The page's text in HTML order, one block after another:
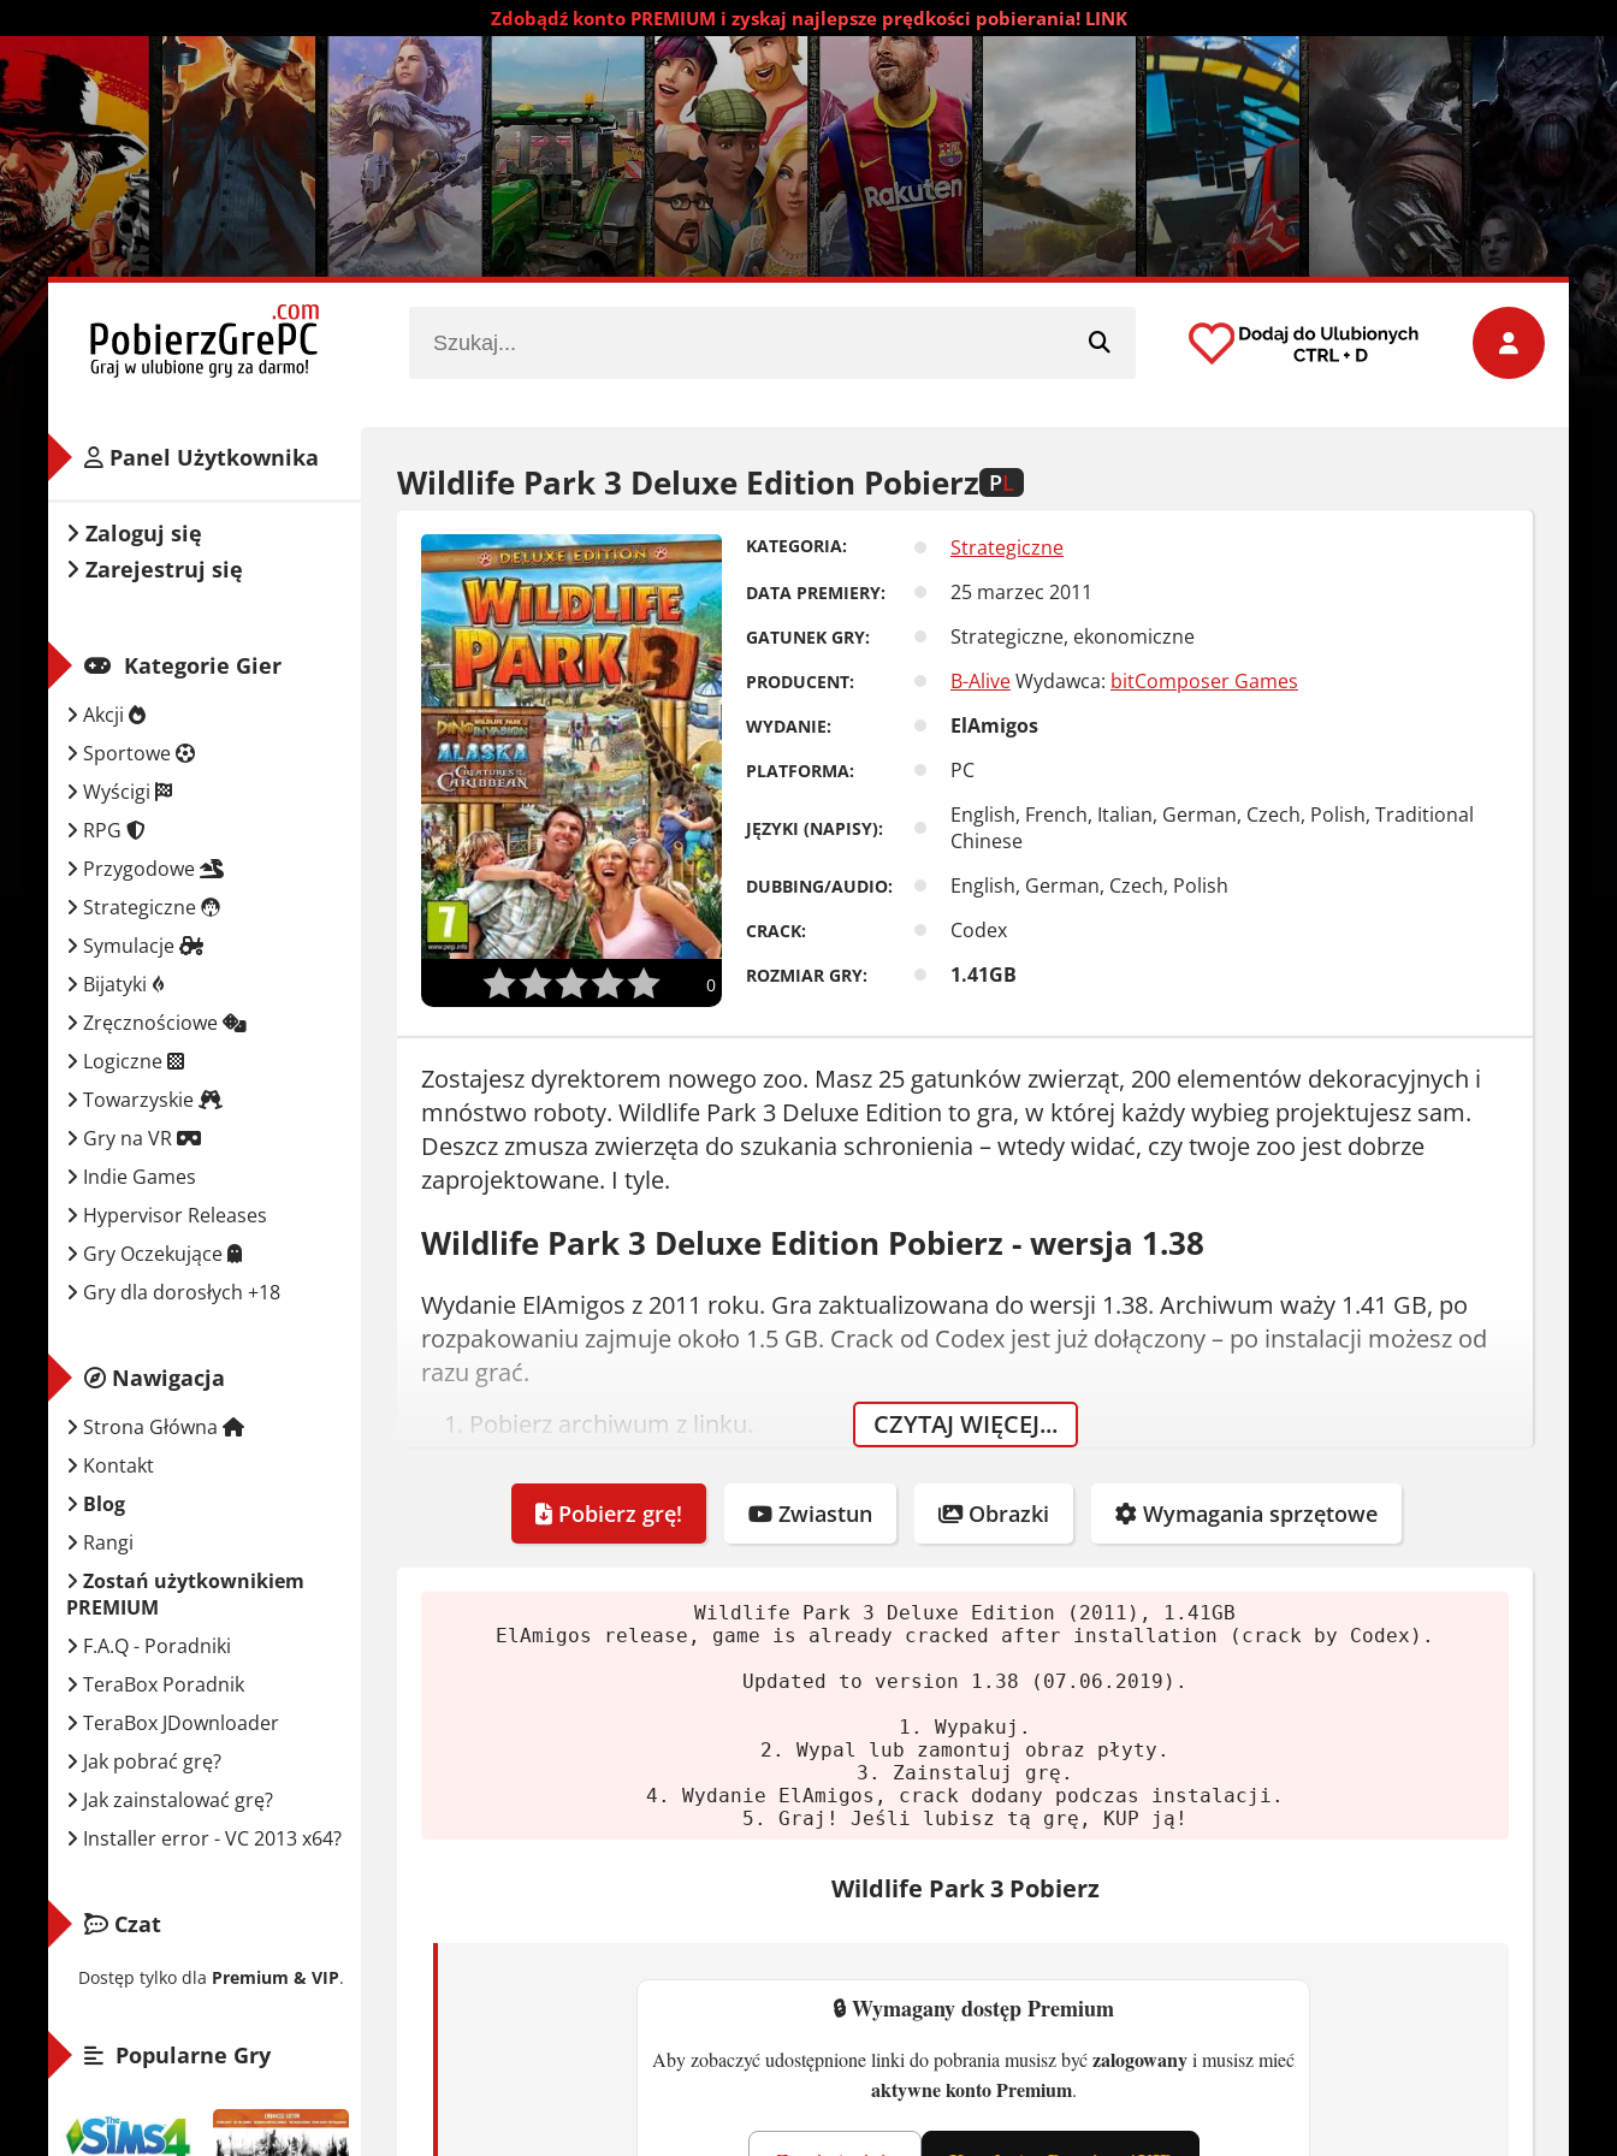
Zdobądź konto PREMIUM i zyskaj najlepsze prędkości pobierania! LINK
Wildlife Park 3 Deluxe Edition Pobierz PL
0
KATEGORIA: Strategiczne
DATA PREMIERY: 25 marzec 2011
GATUNEK GRY: Strategiczne, ekonomiczne
PRODUCENT: B-AliveWydawca: bitComposer Games
WYDANIE: ElAmigos
PLATFORMA: PC
JĘZYKI (NAPISY):
English, French, Italian, German, Czech, Polish, Traditional
Chinese
DUBBING/AUDIO: English, German, Czech, Polish
CRACK: Codex
ROZMIAR GRY: 1.41GB
Zostajesz dyrektorem nowego zoo. Masz 25 gatunków zwierząt, 200 elementów dekoracyjnych i
mnóstwo roboty. Wildlife Park 3 Deluxe Edition to gra, w której każdy wybieg projektujesz sam.
Deszcz zmusza zwierzęta do szukania schronienia – wtedy widać, czy twoje zoo jest dobrze
zaprojektowane. I tyle.
Wildlife Park 3 Deluxe Edition Pobierz - wersja 1.38
Wydanie ElAmigos z 2011 roku. Gra zaktualizowana do wersji 1.38. Archiwum waży 1.41 GB, po
rozpakowaniu zajmuje około 1.5 GB. Crack od Codex jest już dołączony – po instalacji możesz od
razu grać.
Pobierz archiwum z linku.
Wypakuj je programem 7-Zip lub WinRAR.
Zamontuj obraz płyty lub wypal.
Uruchom instalator i zainstaluj grę.
Wymagania systemowe
Windows XP/Vista/7
Karta graficzna: 256 MB VRAM
1.5 GB HDD
Wildlife Park 3 – jak grać w dyrektora zoo
To nie jest zwykła gra o zoo. Masz do dyspozycji 25 gatunków zwierząt – od słoni po pingwiny.
Każde ma swoje potrzeby, a pogoda je zmienia. Pada? Wszyscy szukają dachu. Bywa, że
zapomnisz o wybiegu krytym i zwierzaki marzną. No cóż, trzeba myśleć.
Tryb kampanii oferuje 20 misji. Albo możesz grać swobodnie – budować i rozwijać zoo bez presji.
Osobiście lubię to drugie. Podobnie jak wPlanet Coaster Thrillseeker Edition
CZYTAJ WIĘCEJ...
Pobierz grę! Zwiastun Obrazki Wymagania sprzętowe
Wildlife Park 3 Deluxe Edition (2011), 1.41GB
ElAmigos release, game is already cracked after installation (crack by Codex).
Updated to version 1.38 (07.06.2019).
1. Wypakuj.
2. Wypal lub zamontuj obraz płyty.
3. Zainstaluj grę.
4. Wydanie ElAmigos, crack dodany podczas instalacji.
5. Graj! Jeśli lubisz tą grę, KUP ją!
Wildlife Park 3 Pobierz
🔒 Wymagany dostęp Premium
Aby zobaczyć udostępnione linki do pobrania musisz byćzalogowanyi musisz mieć
aktywne konto Premium.
Panel Użytkownika
Zaloguj się
Zarejestruj się
Kategorie Gier
Akcji
Sportowe
Wyścigi
RPG
Przygodowe
Strategiczne
Symulacje
Bijatyki
Zręcznościowe
Logiczne
Towarzyskie
Gry na VR
Indie Games
Hypervisor Releases
Gry Oczekujące
Gry dla dorosłych +18
Nawigacja
Strona Główna
Kontakt
Blog
Rangi
Zostań użytkownikiem
PREMIUM
F.A.Q - Poradniki
TeraBox Poradnik
TeraBox JDownloader
Jak pobrać grę?
Jak zainstalować grę?
Installer error - VC 2013 x64?
Czat
Dostęp tylko dla Premium & VIP.
Popularne Gry